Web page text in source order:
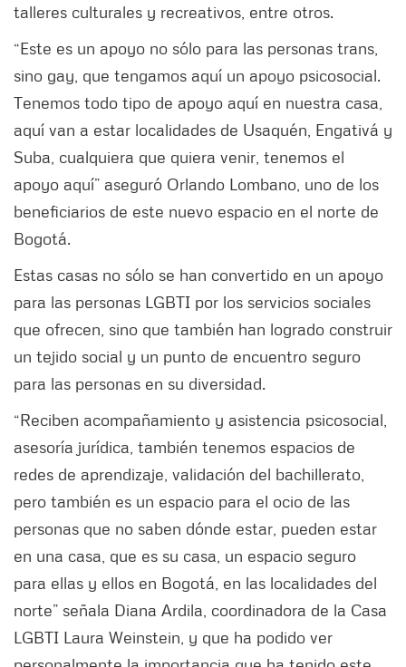
talleres culturales y recreativos, entre otros.
“Este es un apoyo no sólo para las personas trans,
sino gay, que tengamos aquí un apoyo psicosocial.
Tenemos todo tipo de apoyo aquí en nuestra casa,
aquí van a estar localidades de Usaquén, Engativá y
Suba, cualquiera que quiera venir, tenemos el
apoyo aquí” aseguró Orlando Lombano, uno de los
beneficiarios de este nuevo espacio en el norte de
Bogotá.
Estas casas no sólo se han convertido en un apoyo
para las personas LGBTI por los servicios sociales
que ofrecen, sino que también han logrado construir
un tejido social y un punto de encuentro seguro
para las personas en su diversidad.
“Reciben acompañamiento y asistencia psicosocial,
asesoría jurídica, también tenemos espacios de
redes de aprendizaje, validación del bachillerato,
pero también es un espacio para el ocio de las
personas que no saben dónde estar, pueden estar
en una casa, que es su casa, un espacio seguro
para ellas y ellos en Bogotá, en las localidades del
norte” señala Diana Ardila, coordinadora de la Casa
LGBTI Laura Weinstein, y que ha podido ver